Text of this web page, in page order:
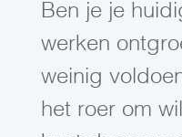
Ben je je
werken
weinig
het roer om